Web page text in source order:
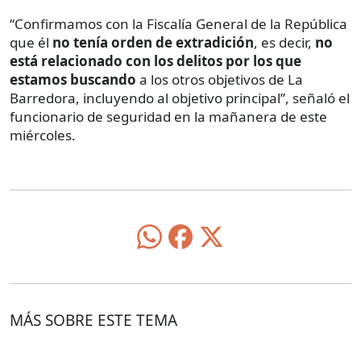
“Confirmamos con la Fiscalía General de la República
que él no tenía orden de extradición, es decir, no
está relacionado con los delitos por los que
estamos buscando a los otros objetivos de La
Barredora, incluyendo al objetivo principal”, señaló el
funcionario de seguridad en la mañanera de este
miércoles.
MÁS SOBRE ESTE TEMA